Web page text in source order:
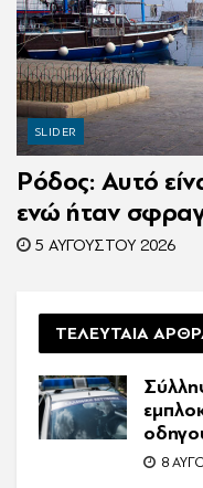
SLIDER
Ρόδος: Αυτό
ενώ ήταν
κανονικά με
5 ΑΥΓΟΎΣΤΟΥ 2026
ΤΕΛΕΥΤΑΙΑ
8